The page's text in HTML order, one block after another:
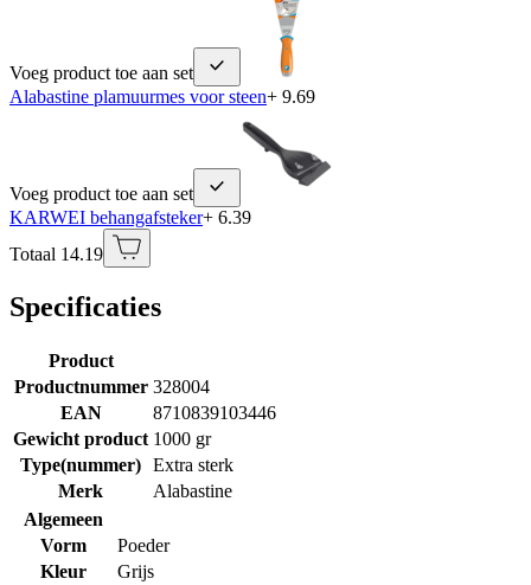
Voeg product toe aan set
Alabastine plamuurmes voor steen+ 9.69
Voeg product toe aan set
KARWEI behangafsteker+ 6.39
Totaal 14.19
Specificaties
Product
Productnummer 328004
EAN
8710839103446
Gewicht product 1000 gr
Type(nummer) Extra sterk
Merk
Alabastine
Algemeen
Vorm
Poeder
Kleur
Grijs